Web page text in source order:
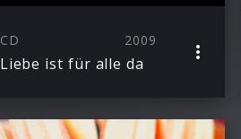
CD 2009
Liebe ist für alle da